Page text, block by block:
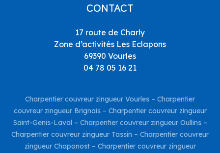
CONTACT
17 route de Charly
Zone d’activités Les Eclapons
69390 Vourles
04 78 05 16 21
Charpentier couvreur zingueur Vourles – Charpentier
couvreur zingueur Brignais– Charpentier couvreur zingueur
Saint-Genis-Laval – Charpentier couvreur zingueur Oullins–
Charpentier couvreur zingueur Tassin – Charpentier couvreur
zingueur Chaponost– Charpentier couvreur zingueur